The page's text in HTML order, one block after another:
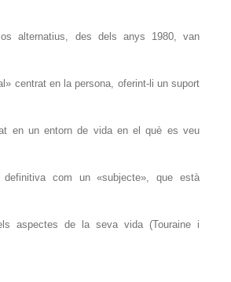
alternatius, des dels anys 1980, van
centrat en la persona, oferint-li un suport
en un entorn de vida en el què es veu
com un «subjecte», que està
aspectes de la seva vida (Touraine i